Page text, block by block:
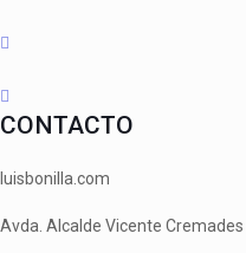
CONTACTO
luisbonilla.com
Avda. Alcalde Vicente